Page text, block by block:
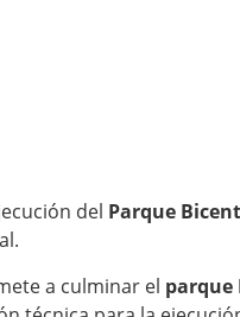
del Parque
a culminar el parque